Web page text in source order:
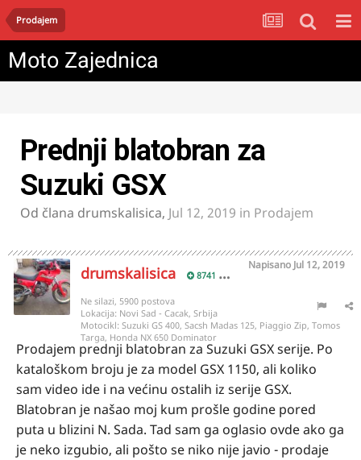
Prodajem
Moto Zajednica
Prednji blatobran za
Suzuki GSX
Od člana drumskalisica, Jul 12, 2019 in Prodajem
drumskalisica 8741
Napisano Jul 12, 2019
Ne silazi, 5900 postova
Lokacija: Novi Sad - Cacak, Srbija
Motocikl: Suzuki GS 400, Sacsh Madas 125, Piaggio Zip, Tomos
Targa, Honda NX 650 Dominator
Prodajem prednji blatobran za Suzuki GSX serije. Po
kataloškom broju je za model GSX 1150, ali koliko
sam video ide i na većinu ostalih iz serije GSX.
Blatobran je našao moj kum prošle godine pored
puta u blizini N. Sada. Tad sam ga oglasio ovde ako ga
je neko izgubio, ali pošto se niko nije javio - prodaje